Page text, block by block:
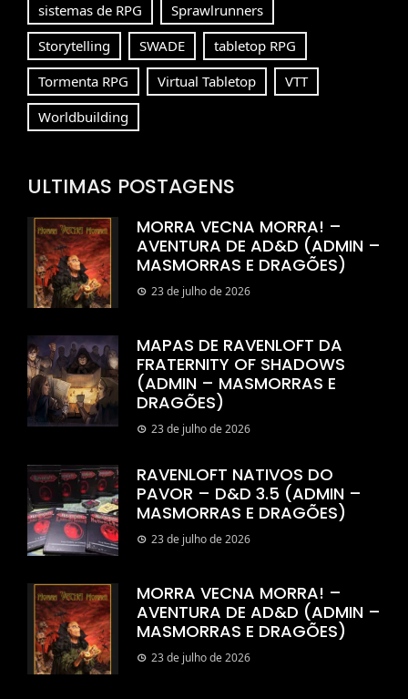
sistemas de RPG
Sprawlrunners
Storytelling
SWADE
tabletop RPG
Tormenta RPG
Virtual Tabletop
VTT
Worldbuilding
ULTIMAS POSTAGENS
MORRA VECNA MORRA! –
AVENTURA DE AD&D (ADMIN –
MASMORRAS E DRAGÕES)
23 de julho de 2026
MAPAS DE RAVENLOFT DA
FRATERNITY OF SHADOWS
(ADMIN – MASMORRAS E
DRAGÕES)
23 de julho de 2026
RAVENLOFT NATIVOS DO
PAVOR – D&D 3.5 (ADMIN –
MASMORRAS E DRAGÕES)
23 de julho de 2026
MORRA VECNA MORRA! –
AVENTURA DE AD&D (ADMIN –
MASMORRAS E DRAGÕES)
23 de julho de 2026